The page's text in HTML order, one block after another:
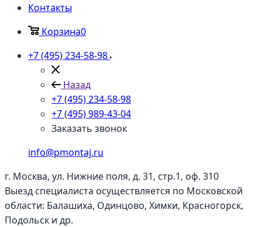
Контакты
Корзина0
+7 (495) 234-58-98
Назад
+7 (495) 234-58-98
+7 (495) 989-43-04
Заказать звонок
info@pmontaj.ru
г. Москва, ул. Нижние поля, д. 31, стр.1, оф. 310
Выезд специалиста осуществляется по Московской
области: Балашиха, Одинцово, Химки, Красногорск,
Подольск и др.